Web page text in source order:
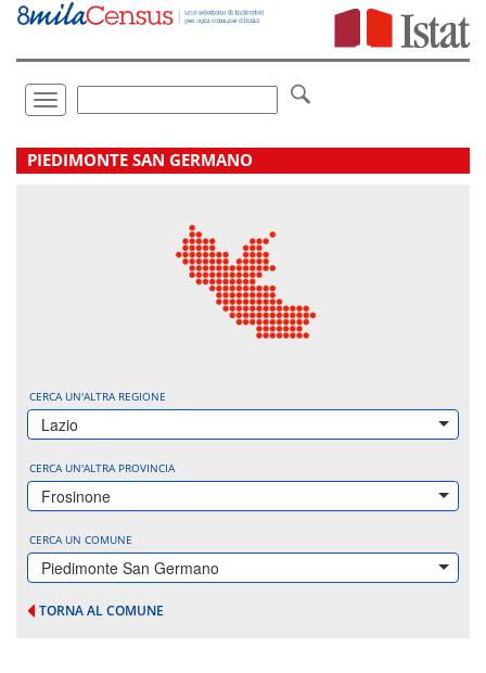
Vai
direttamente
Toggle
navigation
.
PIEDIMONTE SAN GERMANO
CERCA UN'ALTRA REGIONE
Lazio
CERCA UN'ALTRA PROVINCIA
Frosinone
CERCA UN COMUNE
Piedimonte San Germano
TORNA AL COMUNE